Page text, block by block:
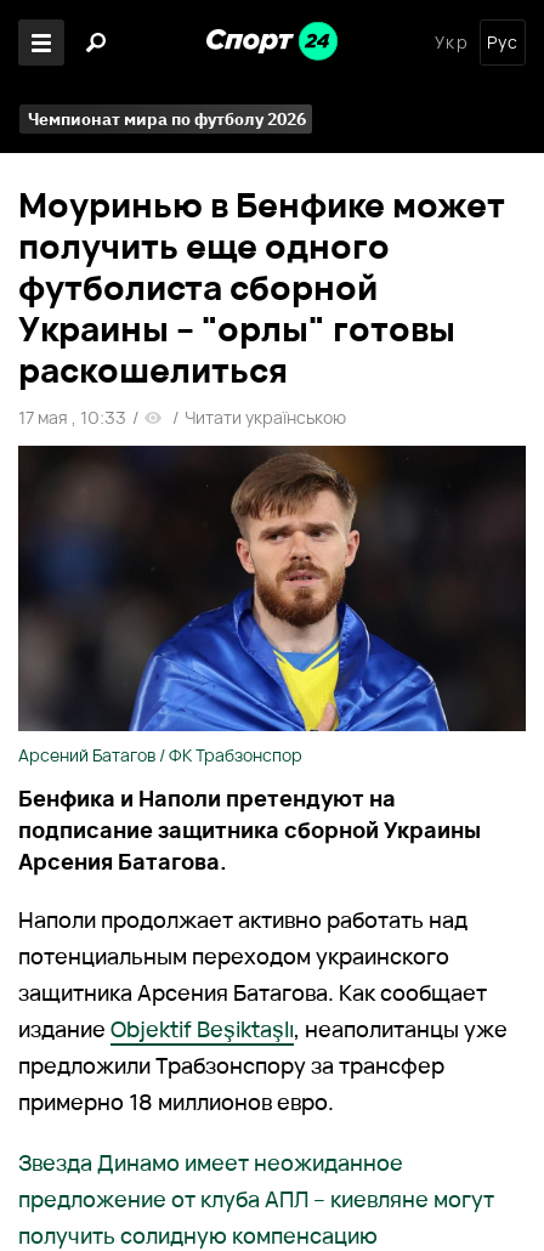
Укр Рус
Чемпионат мира по футболу 2026
Моуринью в Бенфике может
получить еще одного
футболиста сборной
Украины – "орлы" готовы
раскошелиться
17 мая , 10:33 / / Читати українською
Арсений Батагов / ФК Трабзонспор
Бенфика и Наполи претендуют на
подписание защитника сборной Украины
Арсения Батагова.
Наполи продолжает активно работать над
потенциальным переходом украинского
защитника Арсения Батагова. Как сообщает
издание Objektif Beşiktaşlı, неаполитанцы уже
предложили Трабзонспору за трансфер
примерно 18 миллионов евро.
Звезда Динамо имеет неожиданное
предложение от клуба АПЛ – киевляне могут
получить солидную компенсацию